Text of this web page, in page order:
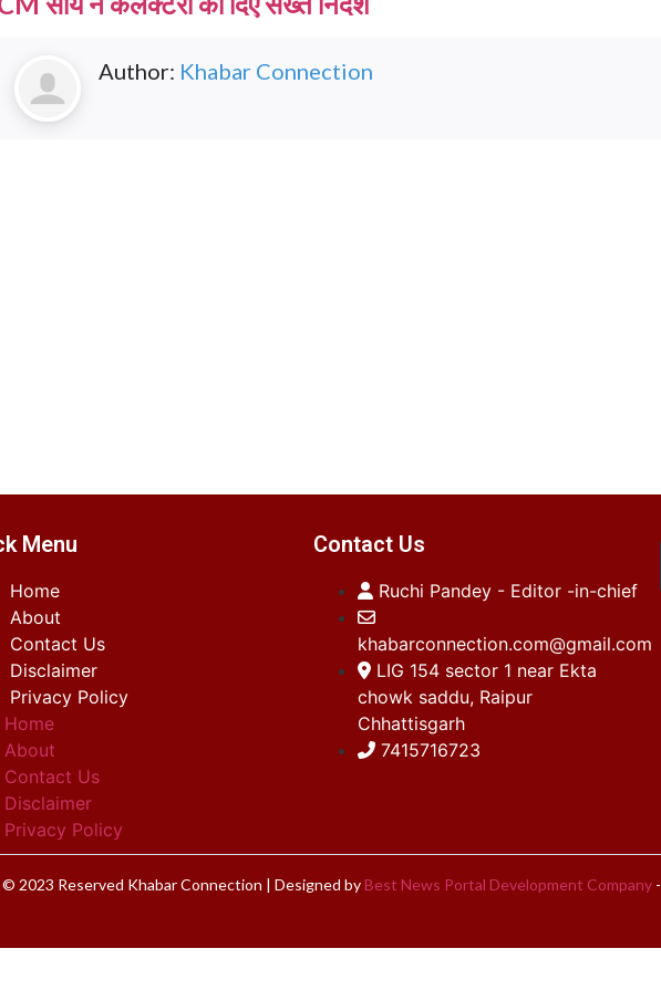
Author: Khabar Connection
Menu
Home
About
Contact Us
Disclaimer
Privacy Policy
Home
About
Contact Us
Disclaimer
Privacy Policy
Contact Us
Ruchi Pandey - Editor -in-chief
khabarconnection.com@gmail.com
LIG 154 sector 1 near Ekta
chowk saddu, Raipur
Chhattisgarh
7415716723
© 2023 Reserved Khabar Connection | Designed by Best News Portal Development Company-